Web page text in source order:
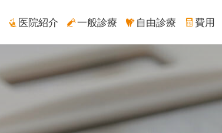
医院紹介 一般診療 自由診療 費用